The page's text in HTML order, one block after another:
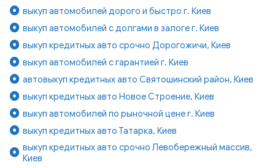
выкуп автомобилей дорого и быстро г. Киев
выкуп автомобилей с долгами в залоге г. Киев
выкуп кредитных авто срочно Дорогожичи, Киев
выкуп автомобилей с гарантией г. Киев
автовыкуп кредитных авто Святошинский район, Киев
выкуп кредитных авто Новое Строение, Киев
выкуп автомобилей по рыночной цене г. Киев
выкуп кредитных авто Татарка, Киев
выкуп кредитных авто срочно Левобережный массив,
Киев